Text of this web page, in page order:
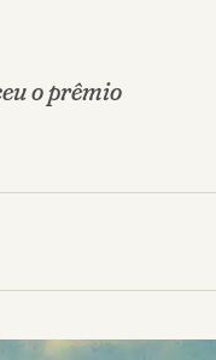
o prêmio